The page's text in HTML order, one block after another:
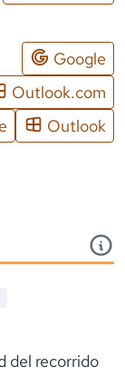
Google
Outlook.com
Outlook
del recorrido